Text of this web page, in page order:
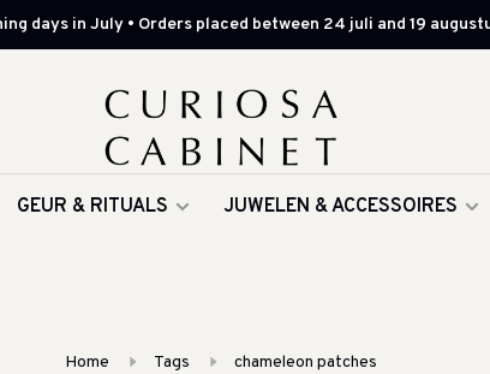
days in July • Orders placed between 24 juli and 19
GEUR & RITUALS JUWELEN & ACCESSOIRES
Home Tags chameleon patches